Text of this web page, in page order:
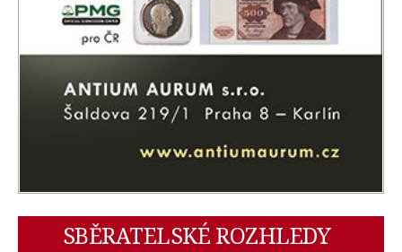
SBĚRATELSKÉ ROZHLEDY